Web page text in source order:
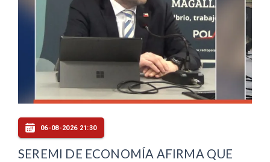
06-08-2026 21:30
SEREMI DE ECONOMÍA AFIRMA QUE